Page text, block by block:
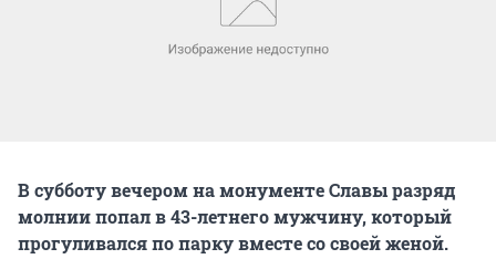
В субботу вечером на монументе Славы разряд
молнии попал в 43-летнего мужчину, который
прогуливался по парку вместе со своей женой.